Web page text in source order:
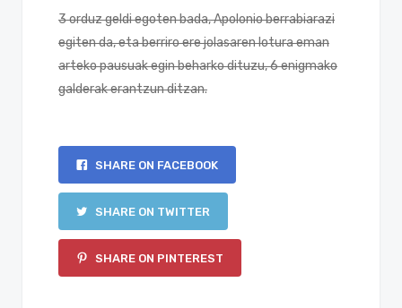
3 orduz geldi egoten bada, Apolonio berrabiarazi
egiten da, eta berriro ere jolasaren lotura eman
arteko pausuak egin beharko dituzu, 6 enigmako
galderak erantzun ditzan.
SHARE ON FACEBOOK
SHARE ON TWITTER
SHARE ON PINTEREST